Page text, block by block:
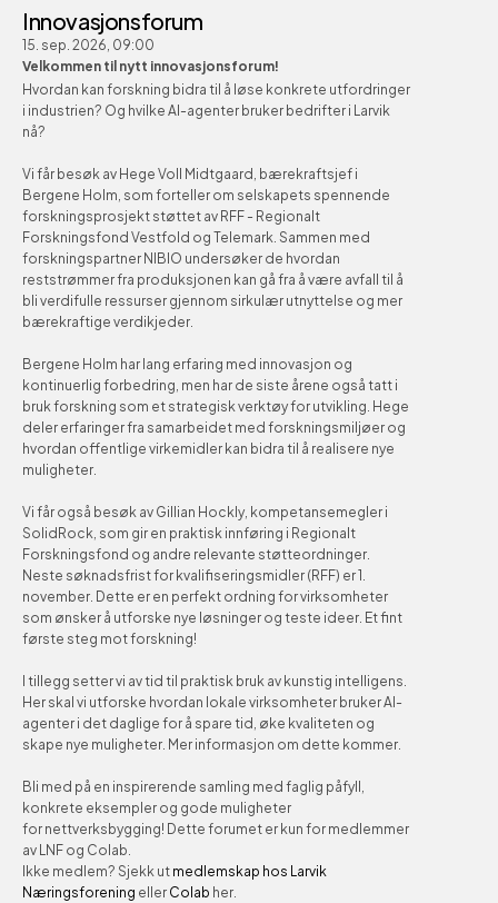
Innovasjonsforum
15. sep. 2026, 09:00
Velkommen til nytt innovasjonsforum!
Hvordan kan forskning bidra til å løse konkrete utfordringer
i industrien? Og hvilke AI-agenter bruker bedrifter i Larvik
nå?
Vi får besøk av Hege Voll Midtgaard, bærekraftsjef i
Bergene Holm, som forteller om selskapets spennende
forskningsprosjekt støttet av RFF - Regionalt
Forskningsfond Vestfold og Telemark. Sammen med
forskningspartner NIBIO undersøker de hvordan
reststrømmer fra produksjonen kan gå fra å være avfall til å
bli verdifulle ressurser gjennom sirkulær utnyttelse og mer
bærekraftige verdikjeder.
Bergene Holm har lang erfaring med innovasjon og
kontinuerlig forbedring, men har de siste årene også tatt i
bruk forskning som et strategisk verktøy for utvikling. Hege
deler erfaringer fra samarbeidet med forskningsmiljøer og
hvordan offentlige virkemidler kan bidra til å realisere nye
muligheter.
Vi får også besøk av Gillian Hockly, kompetansemegler i
SolidRock, som gir en praktisk innføring i Regionalt
Forskningsfond og andre relevante støtteordninger.
Neste søknadsfrist for kvalifiseringsmidler (RFF) er 1.
november. Dette er en perfekt ordning for virksomheter
som ønsker å utforske nye løsninger og teste ideer. Et fint
første steg mot forskning!
I tillegg setter vi av tid til praktisk bruk av kunstig intelligens.
Her skal vi utforske hvordan lokale virksomheter bruker AI-
agenter i det daglige for å spare tid, øke kvaliteten og
skape nye muligheter. Mer informasjon om dette kommer.
Bli med på en inspirerende samling med faglig påfyll,
konkrete eksempler og gode muligheter
for nettverksbygging! Dette forumet er kun for medlemmer
av LNF og Colab.
Ikke medlem? Sjekk ut medlemskap hos Larvik
Næringsforening eller Colab her.